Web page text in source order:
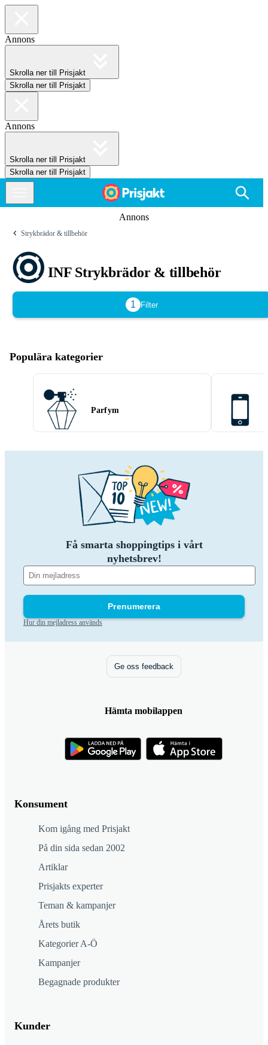
Annons
Skrolla ner till Prisjakt
Skrolla ner till Prisjakt
Annons
Skrolla ner till Prisjakt
Skrolla ner till Prisjakt
Annons
Strykbrädor & tillbehör
INF Strykbrädor & tillbehör
1 Filter
Populära kategorier
Parfym
Få smarta shoppingtips i vårt
nyhetsbrev!
Prenumerera
Hur din mejladress används
Konsument
Kom igång med Prisjakt
På din sida sedan 2002
Artiklar
Prisjakts experter
Teman & kampanjer
Årets butik
Kategorier A-Ö
Kampanjer
Begagnade produkter
Kunder
Ge oss feedback
Hämta mobilappen